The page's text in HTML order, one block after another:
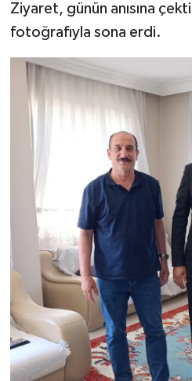
Ziyaret, günün anısına
fotoğrafıyla sona erdi.